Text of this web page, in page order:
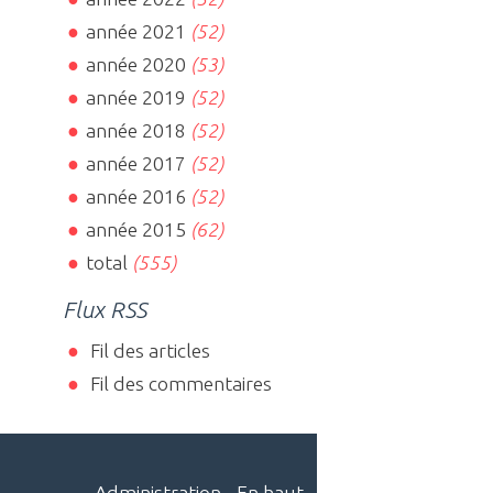
année 2021 (52)
année 2020 (53)
année 2019 (52)
année 2018 (52)
année 2017 (52)
année 2016 (52)
année 2015 (62)
total (555)
Flux RSS
Fil des articles
Fil des commentaires